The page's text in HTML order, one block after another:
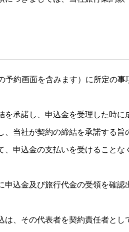
予約画面を含みます）に所定の
を承諾し、申込金を受理した時
、当社が契約の締結を承諾する旨
、申込金の支払いを受けること
申込金及び旅行代金の受領を確
は、その代表者を契約責任者と